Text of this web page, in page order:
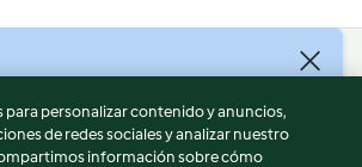
para personalizar contenido y anuncios,
de redes sociales y analizar nuestro
información sobre cómo